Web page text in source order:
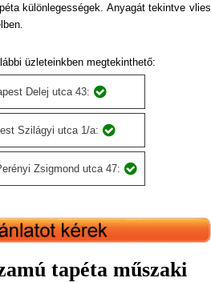
különlegességek. Anyagát tekintve vlies
üzleteinkben megtekinthető:
Delej utca 43:
Szilágyi utca 1/a:
Zsigmond utca 47:
tapéta műszaki